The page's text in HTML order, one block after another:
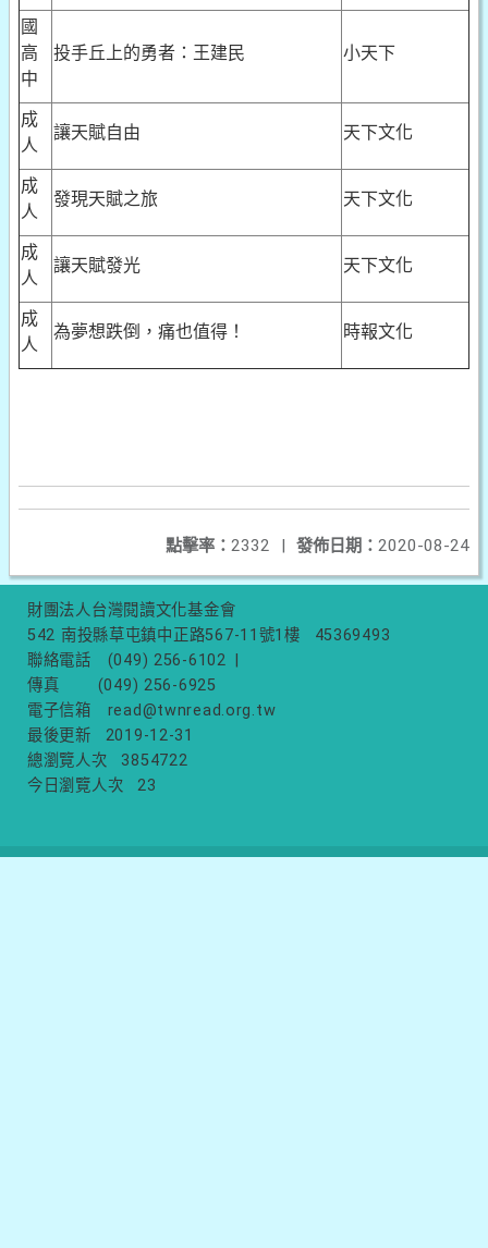
國
高
中
投手丘上的勇者：王建民 小天下
成
人
讓天賦自由 天下文化
成
人
發現天賦之旅 天下文化
成
人
讓天賦發光 天下文化
成
人
為夢想跌倒，痛也值得！ 時報文化
發佈日期： 2020-08-24
點擊率： 2332 |
財團法人台灣閱讀文化基金會
542 南投縣草屯鎮中正路567-11號1樓
45369493
聯絡電話
(049) 256-6102
傳真
(049) 256-6925
電子信箱
read@twnread.org.tw
最後更新
2019-12-31
總瀏覽人次
3854722
今日瀏覽人次
23